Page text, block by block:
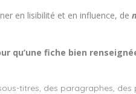
en lisibilité et en influence, de n
qu’une fiche bien
titres, des paragraphes, des